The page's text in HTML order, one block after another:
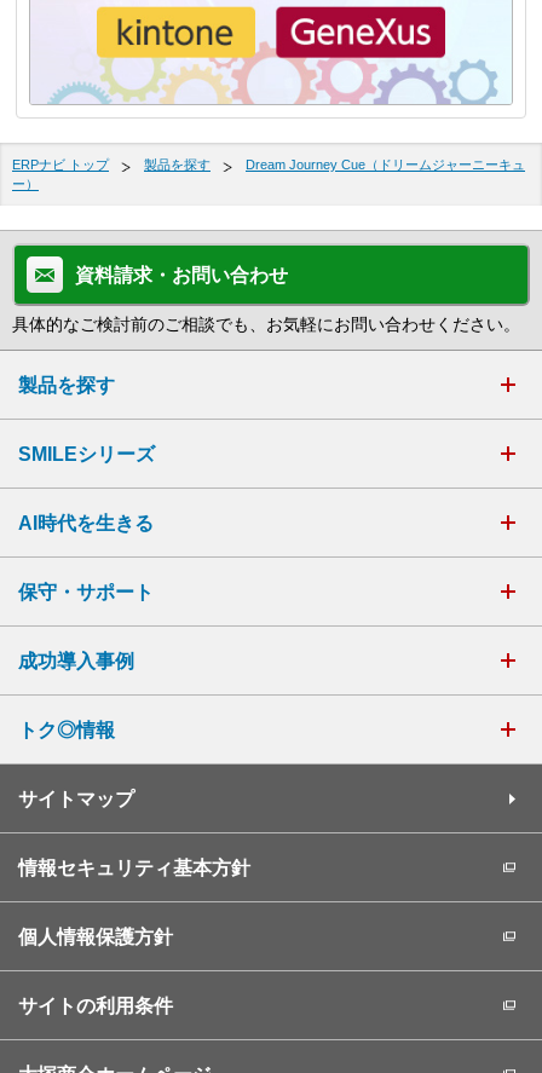
ERPナビ トップ 製品を探す
Dream Journey Cue（ドリームジャーニーキュ
ー）
資料請求・お問い合わせ
具体的なご検討前のご相談でも、お気軽にお問い合わせください。
製品を探す
SMILEシリーズ
AI時代を生きる
保守・サポート
成功導入事例
トク◎情報
サイトマップ
情報セキュリティ基本方針
個人情報保護方針
サイトの利用条件